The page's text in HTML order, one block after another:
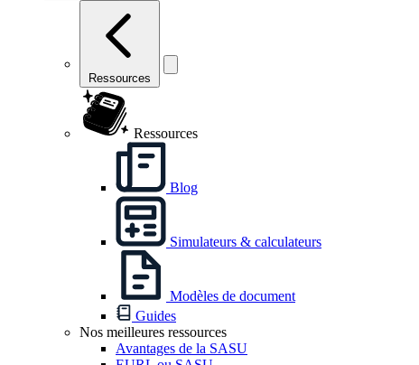
Ressources
Ressources
Blog
Simulateurs & calculateurs
Modèles de document
Guides
Nos meilleures ressources
Avantages de la SASU